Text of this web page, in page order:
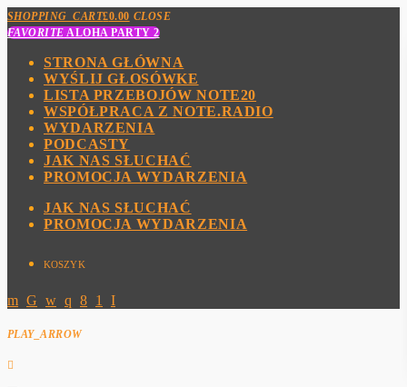
SHOPPING_CART£0.00 CLOSE
FAVORITE ALOHA PARTY 2
STRONA GŁÓWNA
WYŚLIJ GŁOSÓWKE
LISTA PRZEBOJÓW NOTE20
WSPÓŁPRACA Z NOTE.RADIO
WYDARZENIA
PODCASTY
JAK NAS SŁUCHAĆ
PROMOCJA WYDARZENIA
JAK NAS SŁUCHAĆ
PROMOCJA WYDARZENIA
KOSZYK
PLAY_ARROW